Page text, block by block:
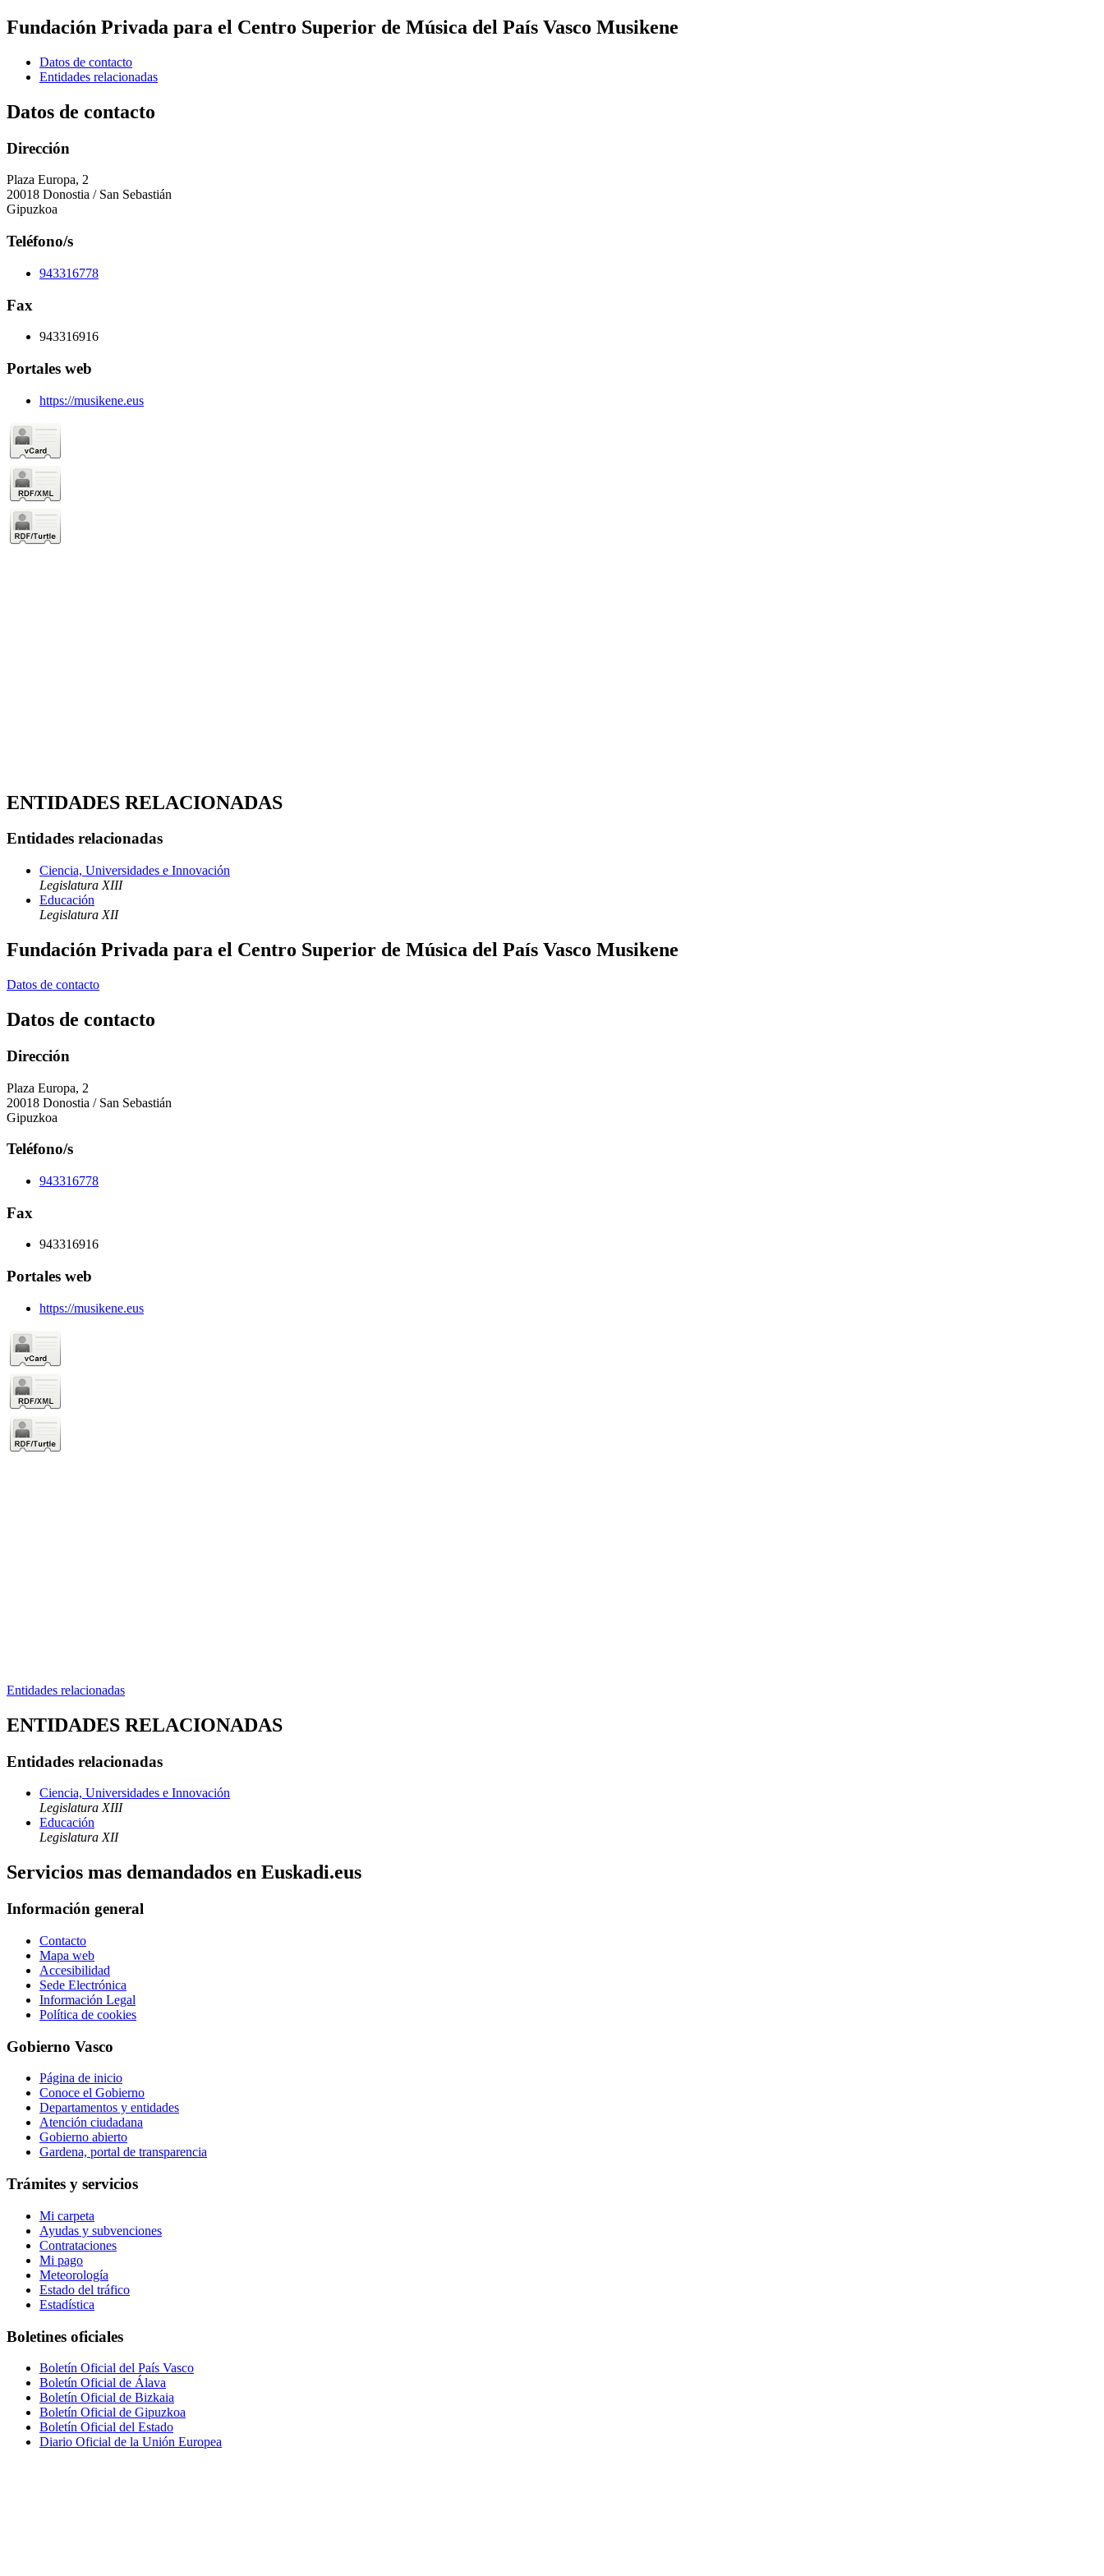
Fundación Privada para el Centro Superior de Música del País Vasco Musikene
Datos de contacto
Entidades relacionadas
Datos de contacto
Dirección
Plaza Europa, 2
20018 Donostia / San Sebastián
Gipuzkoa
Teléfono/s
943316778
Fax
943316916
Portales web
https://musikene.eus
ENTIDADES RELACIONADAS
Entidades relacionadas
Ciencia, Universidades e Innovación
Legislatura XIII
Educación
Legislatura XII
Fundación Privada para el Centro Superior de Música del País Vasco Musikene
Datos de contacto
Datos de contacto
Dirección
Plaza Europa, 2
20018 Donostia / San Sebastián
Gipuzkoa
Teléfono/s
943316778
Fax
943316916
Portales web
https://musikene.eus
Entidades relacionadas
ENTIDADES RELACIONADAS
Entidades relacionadas
Ciencia, Universidades e Innovación
Legislatura XIII
Educación
Legislatura XII
Servicios mas demandados en Euskadi.eus
Información general
Contacto
Mapa web
Accesibilidad
Sede Electrónica
Información Legal
Política de cookies
Gobierno Vasco
Página de inicio
Conoce el Gobierno
Departamentos y entidades
Atención ciudadana
Gobierno abierto
Gardena, portal de transparencia
Trámites y servicios
Mi carpeta
Ayudas y subvenciones
Contrataciones
Mi pago
Meteorología
Estado del tráfico
Estadística
Boletines oficiales
Boletín Oficial del País Vasco
Boletín Oficial de Álava
Boletín Oficial de Bizkaia
Boletín Oficial de Gipuzkoa
Boletín Oficial del Estado
Diario Oficial de la Unión Europea